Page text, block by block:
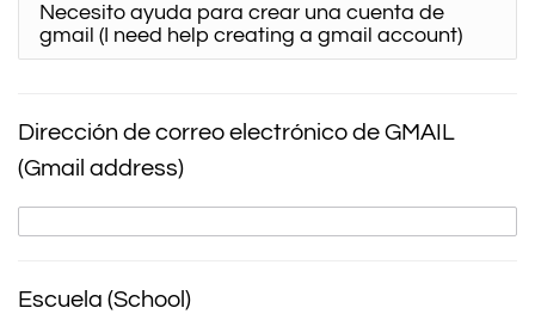
Necesito ayuda para crear una cuenta de
gmail (I need help creating a gmail account)
Dirección de correo electrónico de GMAIL
(Gmail address)
Escuela (School)